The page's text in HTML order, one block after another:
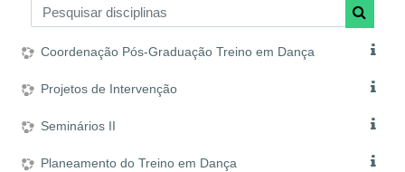
Moodle.com
Pesquisar disciplinas
Coordenação Pós-Graduação Treino em Dança
Projetos de Intervenção
Seminários II
Planeamento do Treino em Dança